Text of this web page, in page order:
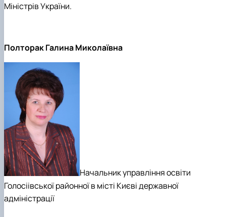
Міністрів України.
Полторак Галина Миколаївна
Начальник управління освіти
Голосіівської районної в місті Києві державної
адміністрації